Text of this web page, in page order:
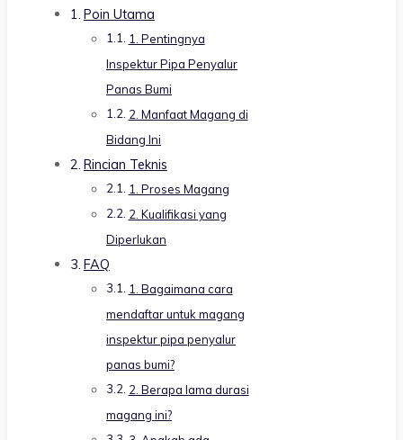
Poin Utama
1. Pentingnya
Inspektur Pipa Penyalur
Panas Bumi
2. Manfaat Magang di
Bidang Ini
Rincian Teknis
1. Proses Magang
2. Kualifikasi yang
Diperlukan
FAQ
1. Bagaimana cara
mendaftar untuk magang
inspektur pipa penyalur
panas bumi?
2. Berapa lama durasi
magang ini?